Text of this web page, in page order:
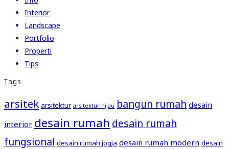
Interior
Landscape
Portfolio
Properti
Tips
Tags
arsitek arsitektur arsitektur hijau bangun rumah desain
interior desain rumah desain rumah
fungsional desain rumah jogja desain rumah modern desain